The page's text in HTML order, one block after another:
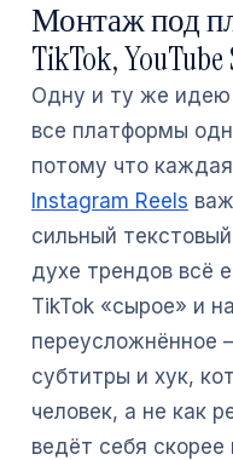
Монтаж под
TikTok,
Одну и ту же идею
все платформы
потому что
Instagram Reels
сильный
духе трендов всё
TikTok «сырое» и
переусложнённое
субтитры и хук,
человек, а не как
ведёт себя скорее